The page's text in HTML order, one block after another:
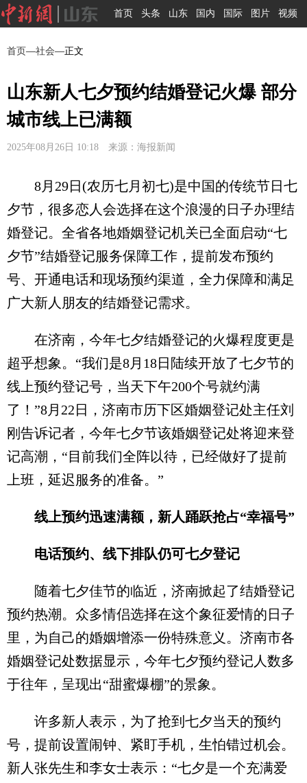
首页 头条 山东 国内 国际 图片 视频
首页—社会—正文
山东新人七夕预约结婚登记火爆 部分
城市线上已满额
2025年08月26日 10:18 来源：海报新闻
8月29日(农历七月初七)是中国的传统节日七
夕节，很多恋人会选择在这个浪漫的日子办理结
婚登记。全省各地婚姻登记机关已全面启动“七
夕节”结婚登记服务保障工作，提前发布预约
号、开通电话和现场预约渠道，全力保障和满足
广大新人朋友的结婚登记需求。
在济南，今年七夕结婚登记的火爆程度更是
超乎想象。“我们是8月18日陆续开放了七夕节的
线上预约登记号，当天下午200个号就约满
了！”8月22日，济南市历下区婚姻登记处主任刘
刚告诉记者，今年七夕节该婚姻登记处将迎来登
记高潮，“目前我们全阵以待，已经做好了提前
上班，延迟服务的准备。”
线上预约迅速满额，新人踊跃抢占“幸福号”
电话预约、线下排队仍可七夕登记
随着七夕佳节的临近，济南掀起了结婚登记
预约热潮。众多情侣选择在这个象征爱情的日子
里，为自己的婚姻增添一份特殊意义。济南市各
婚姻登记处数据显示，今年七夕预约登记人数多
于往年，呈现出“甜蜜爆棚”的景象。
许多新人表示，为了抢到七夕当天的预约
号，提前设置闹钟、紧盯手机，生怕错过机会。
新人张先生和李女士表示：“七夕是一个充满爱